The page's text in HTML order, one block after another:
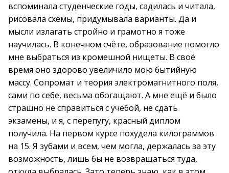
вспоминала студенческие годы, садилась и читала,
рисовала схемы, придумывала варианты. Да и
мысли излагать стройно и грамотно я тоже
научилась. В конечном счёте, образование помогло
мне выбраться из кромешной нищеты. В своё
время оно здорово увеличило мою бытийную
массу. Сопромат и теория электромагнитного поля,
сами по себе, весьма обогащают. А мне ещё и было
страшно не справиться с учёбой, не сдать
экзамены, и я, с перепугу, красный диплом
получила. На первом курсе похудела килограммов
на 15. Я зубами и всем, чем могла, держалась за эту
возможность, лишь бы не возвращаться туда,